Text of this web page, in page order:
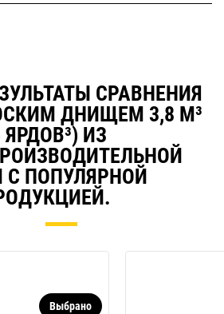
СРАВНЕНИЯ
ДНИЩЕМ 3,8 М³
ЯРДОВ³) ИЗ
С ПОПУЛЯРНОЙ
Выбрано